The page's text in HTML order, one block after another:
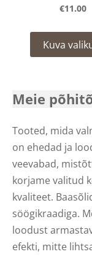
Meie
Tooted, mida
on ehedad ja
veevabad,
korjame valitud
kvaliteet.
söögikraadiga.
loodust
efekti, mitte
€11.00
Kuva